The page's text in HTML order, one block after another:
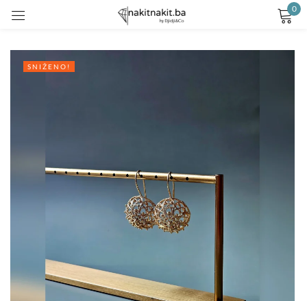
0
SNIŽENO!
LOG IN